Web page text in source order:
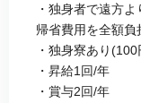
・独身者で遠方
帰省費用を全額負
・独身寮あり
・昇給1回/年
・賞与2回/年